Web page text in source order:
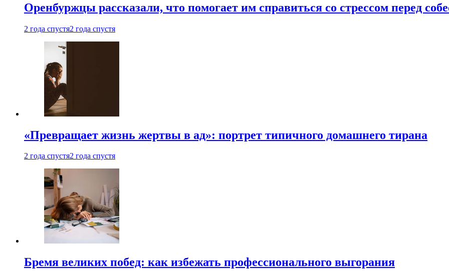
Оренбуржцы рассказали, что помогает им справиться со стрессом перед
2 года спустя2 года спустя
«Превращает жизнь жертвы в ад»: портрет типичного домашнего тирана
2 года спустя2 года спустя
Бремя великих побед: как избежать профессионального выгорания